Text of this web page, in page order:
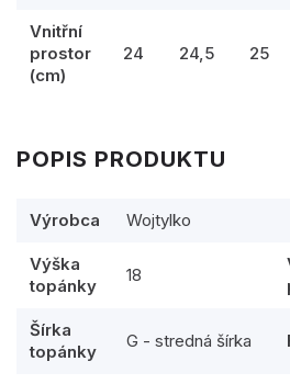
Vnitřní
prostor
(cm)
24 24,5 25
POPIS PRODUKTU
Výrobca Wojtylko
Výška
topánky
18
Šírka
topánky
G - stredná šírka